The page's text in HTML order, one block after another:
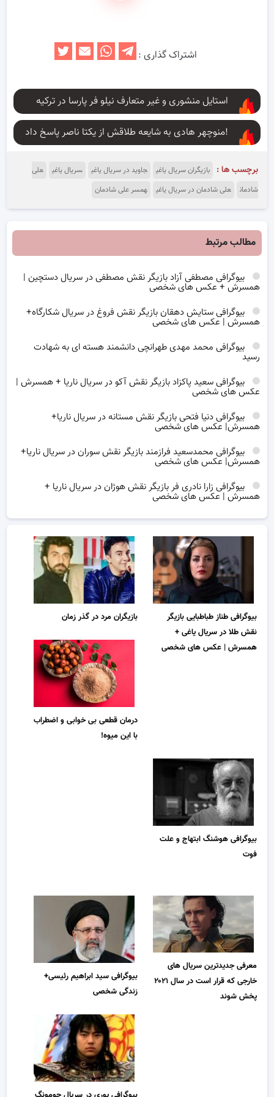
اشتراک گذاری :
استایل منشوری و غیر متعارف نیلو فر پارسا در ترکیه
منوچهر هادی به شایعه طلاقش از یکتا ناصر پاسخ داد!
برچسب ها : بازیگران سریال یاغی جاوید در سریال یاغی سریال یاغی
علی
شادمان
علی شادمان در سریال یاغی همسر علی شادمان
مطالب مرتبط
بیوگرافی مصطفی آزاد بازیگر نقش مصطفی در سریال دستچین |
همسرش + عکس های شخصی
بیوگرافی ستایش دهقان بازیگر نقش فروغ در سریال شکارگاه+
همسرش | عکس های شخصی
بیوگرافی محمد مهدی طهرانچی دانشمند هسته ای به شهادت
رسید
بیوگرافی سعید پاکزاد بازیگر نقش آکو در سریال ناریا + همسرش |
عکس های شخصی
بیوگرافی دنیا فتحی بازیگر نقش مستانه در سریال ناریا+
همسرش| عکس های شخصی
بیوگرافی محمدسعید فرازمند بازیگر نقش سوران در سریال ناریا+
همسرش| عکس های شخصی
بیوگرافی زارا نادری فر بازیگر نقش هوژان در سریال ناریا +
همسرش | عکس های شخصی
بیوگرافی طناز طباطبایی بازیگر
نقش طلا در سریال یاغی +
همسرش | عکس های شخصی
بازیگران مرد در گذر زمان
درمان قطعی بی خوابی و اضطراب
با این میوه!
بیوگرافی هوشنگ ابتهاج و علت
فوت
معرفی جدیدترین سریال های
خارجی که قرار است در سال ۲۰۲۱
پخش شوند
بیوگرافی سید ابراهیم رئیسی+
زندگی شخصی